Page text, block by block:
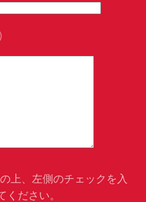
上、左側のチェックを入
ださい。